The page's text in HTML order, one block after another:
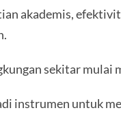
akademis,
sekitar
instrumen untuk